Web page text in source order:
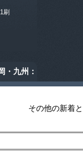
その他の新着